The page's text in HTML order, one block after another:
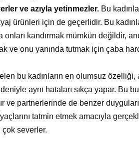
ve azıyla yetinmezler. Bu
ürünleri için de geçerlidir. Bu
onları kandırmak mümkün değildir,
ve onu yanında tutmak için çaba
bu kadınların en olumsuz
aynı hataları sıkça yapar. Bu
ve partnerlerinde de benzer
tatmin etmek amacıyla
çok severler.